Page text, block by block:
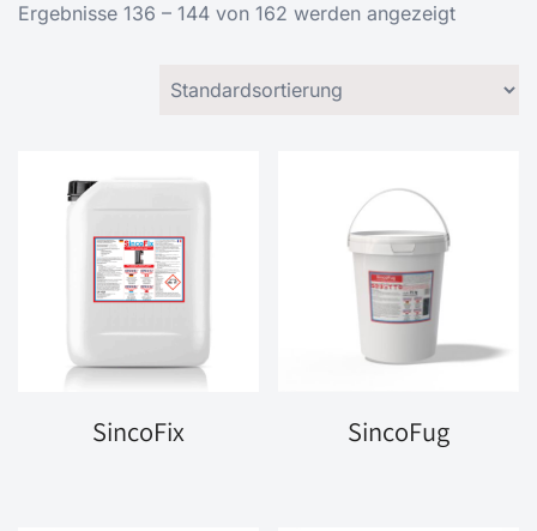
Ergebnisse 136 – 144 von 162 werden angezeigt
SincoFix SincoFug